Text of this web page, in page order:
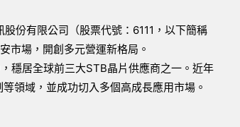
份有限公司（股票代號：6111，以下簡稱
市場，開創多元營運新格局。
穩居全球前三大STB晶片供應商之一。近年
領域，並成功切入多個高成長應用市場。